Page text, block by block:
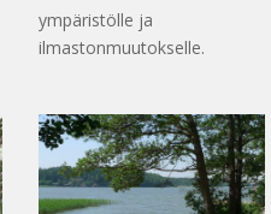
ympäristölle ja
ilmastonmuutokselle.